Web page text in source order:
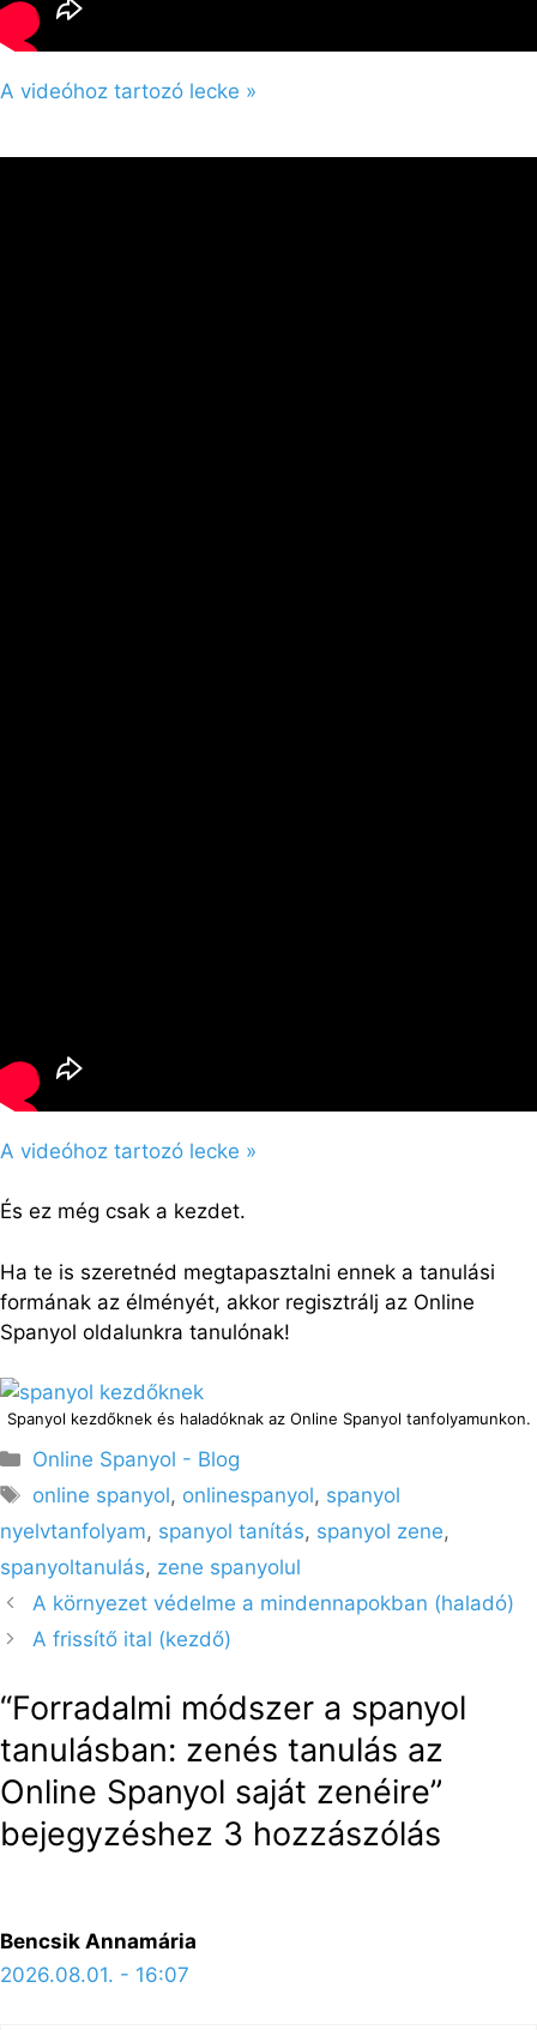
A videóhoz tartozó lecke »
A videóhoz tartozó lecke »
És ez még csak a kezdet.
Ha te is szeretnéd megtapasztalni ennek a tanulási
formának az élményét, akkor regisztrálj az Online
Spanyol oldalunkra tanulónak!
Spanyol kezdőknek és haladóknak az Online Spanyol tanfolyamunkon.
Kategória
Online Spanyol - Blog
Címkék
online spanyol, onlinespanyol, spanyol
nyelvtanfolyam, spanyol tanítás, spanyol zene,
spanyoltanulás, zene spanyolul
A környezet védelme a mindennapokban (haladó)
A frissítő ital (kezdő)
“Forradalmi módszer a spanyol
tanulásban: zenés tanulás az
Online Spanyol saját zenéire”
bejegyzéshez 3 hozzászólás
Bencsik Annamária
2026.08.01. - 16:07